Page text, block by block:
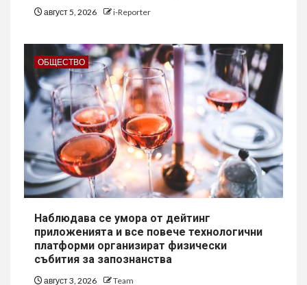
август 5, 2026 i-Reporter
ОБЩЕСТВО
Наблюдава се умора от дейтинг
приложенията и все повече технологични
платформи организират физически
събития за запознанства
август 3, 2026 Team